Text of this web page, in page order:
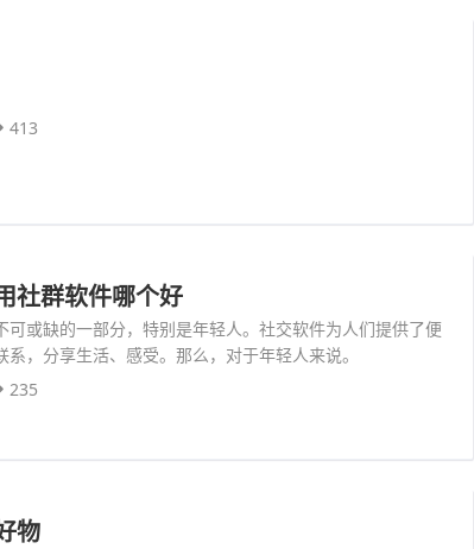
413
社群软件哪个好
或缺的一部分，特别是年轻人。社交软件为人们提供了便
，分享生活、感受。那么，对于年轻人来说。
235
物